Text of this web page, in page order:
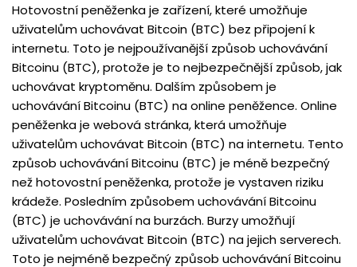
Hotovostní peněženka je zařízení, které umožňuje
uživatelům uchovávat Bitcoin (BTC) bez připojení k
internetu. Toto je nejpoužívanější způsob uchovávání
Bitcoinu (BTC), protože je to nejbezpečnější způsob, jak
uchovávat kryptoměnu. Dalším způsobem je
uchovávání Bitcoinu (BTC) na online peněžence. Online
peněženka je webová stránka, která umožňuje
uživatelům uchovávat Bitcoin (BTC) na internetu. Tento
způsob uchovávání Bitcoinu (BTC) je méně bezpečný
než hotovostní peněženka, protože je vystaven riziku
krádeže. Posledním způsobem uchovávání Bitcoinu
(BTC) je uchovávání na burzách. Burzy umožňují
uživatelům uchovávat Bitcoin (BTC) na jejich serverech.
Toto je nejméně bezpečný způsob uchovávání Bitcoinu